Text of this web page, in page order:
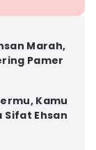
Marah,
Pamer
Kamu
Sifat Ehsan